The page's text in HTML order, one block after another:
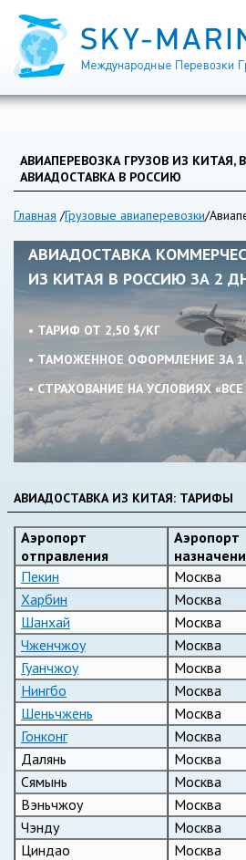
АВИАПЕРЕВОЗКА ГРУЗОВ ИЗ КИТАЯ,
АВИАДОСТАВКА В РОССИЮ
Главная /Грузовые авиаперевозки/
АВИАДОСТАВКА
ИЗ КИТАЯ В РОССИЮ ЗА 2
• ТАРИФ ОТ 2,50 $/КГ
• ТАМОЖЕННОЕ ОФОРМЛЕНИЕ ЗА
• СТРАХОВАНИЕ НА УСЛОВИЯХ
АВИАДОСТАВКА ИЗ КИТАЯ: ТАРИФЫ
Аэропорт
отправления
Аэропорт
Пекин
Москва
Харбин
Москва
Шанхай
Москва
Чженчжоу
Москва
Гуанчжоу
Москва
Нингбо
Москва
Шеньчжень
Москва
Гонконг
Москва
Далянь
Москва
Сямынь
Москва
Вэньчжоу
Москва
Чэнду
Москва
Циндао
Москва